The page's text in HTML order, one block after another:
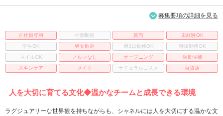
募集要項の詳細を見る
正社員登用 社割制度 賞与
未経験OK
学生OK
男女歓迎 週3日勤務OK
時短勤務OK
ネイルOK
ノルマなし オープニング
店長候補
スキンケア
メイク ナチュラルコスメ 百貨店
人を大切に育てる文化◆温かなチームと成長できる環境
ラグジュアリーな世界観を持ちながらも、シャネルには人を大切にする温かな文